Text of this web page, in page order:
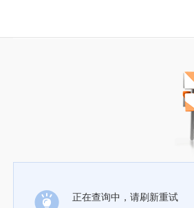
正在查询中，请刷新重试